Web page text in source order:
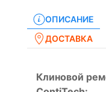
ОПИСАНИЕ
ДОСТАВКА
Клиновой